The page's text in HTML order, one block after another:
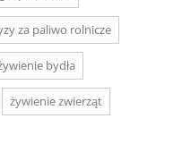
za paliwo rolnicze
bydła
żywienie zwierząt